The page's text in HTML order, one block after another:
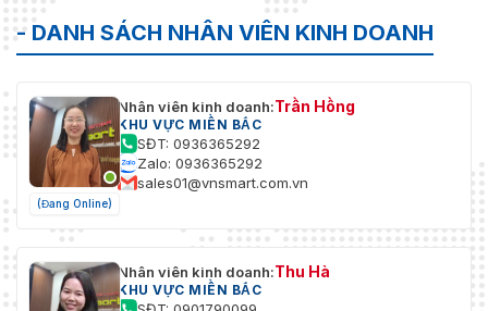
Chế Độ
Tập Trung
Tự động/Bán tự động/Thủ công
WDR 120 dB WDR
Khoảng
Cách
- DANH SÁCH NHÂN VIÊN KINH DOANH
(Đang Online)
Nhân viên kinh doanh:Trần Hồng
KHU VỰC MIỀN BẮC
SĐT: 0936365292
Zalo: 0936365292
sales01@vnsmart.com.vn
Nhân viên kinh doanh:Thu Hà
KHU VỰC MIỀN BẮC